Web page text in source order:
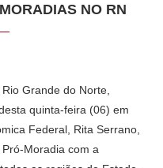
NO RN
Grande do Norte,
quinta-feira (06) em
Federal, Rita Serrano,
Moradia com a